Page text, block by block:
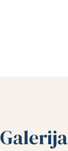
Galerija